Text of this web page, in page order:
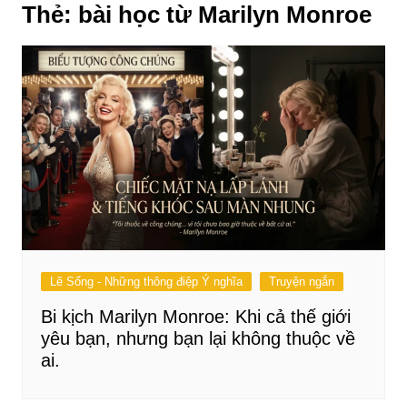
Thẻ: bài học từ Marilyn Monroe
Lẽ Sống - Những thông điệp Ý nghĩa Truyện ngắn
Bi kịch Marilyn Monroe: Khi cả thế giới
yêu bạn, nhưng bạn lại không thuộc về
ai.